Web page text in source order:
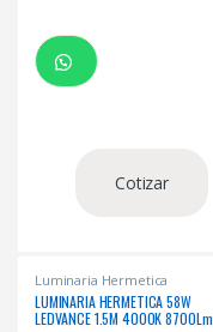
Cotizar
Luminaria Hermetica
LUMINARIA HERMETICA 58W
LEDVANCE 1.5M 4000K 8700Lm